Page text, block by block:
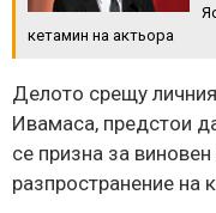
кетамин на актьора
Делото срещу
Ивамаса, предстои
се призна за
разпространение на